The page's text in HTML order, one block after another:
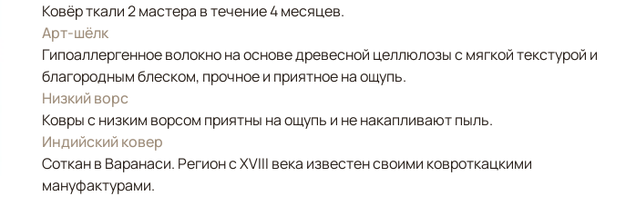
Ковёр ткали 2 мастера в течение 4 месяцев.
Арт-шёлк
Гипоаллергенное волокно на основе древесной целлюлозы с мягкой текстурой и
благородным блеском, прочное и приятное на ощупь.
Низкий ворс
Ковры с низким ворсом приятны на ощупь и не накапливают пыль.
Индийский ковер
Соткан в Варанаси. Регион с XVIII века известен своими ковроткацкими
мануфактурами.